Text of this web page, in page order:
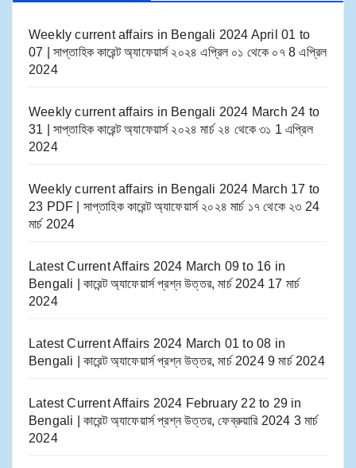
Weekly current affairs in Bengali 2024 April 01 to
07 | সাপ্তাহিক কারেন্ট অ্যাফেয়ার্স ২০২৪ এপ্রিল ০১ থেকে ০৭ 8 এপ্রিল
2024
Weekly current affairs in Bengali 2024 March 24 to
31 | সাপ্তাহিক কারেন্ট অ্যাফেয়ার্স ২০২৪ মার্চ ২৪ থেকে ৩১ 1 এপ্রিল
2024
Weekly current affairs in Bengali 2024 March 17 to
23 PDF | সাপ্তাহিক কারেন্ট অ্যাফেয়ার্স ২০২৪ মার্চ ১৭ থেকে ২৩ 24
মার্চ 2024
Latest Current Affairs 2024 March 09 to 16​ in
Bengali | কারেন্ট অ্যাফেয়ার্স প্রশ্ন উত্তর, মার্চ 2024 17 মার্চ
2024
Latest Current Affairs 2024 March 01 to 08​ in
Bengali | কারেন্ট অ্যাফেয়ার্স প্রশ্ন উত্তর, মার্চ 2024 9 মার্চ 2024
Latest Current Affairs 2024 February 22 to 29​ in
Bengali | কারেন্ট অ্যাফেয়ার্স প্রশ্ন উত্তর, ফেব্রুয়ারি 2024 3 মার্চ
2024